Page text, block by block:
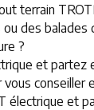
terrain
des balades
?
et partez
conseiller
et